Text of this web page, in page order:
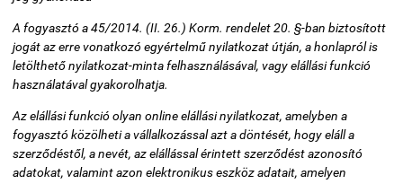
A fogyasztó a 45/2014. (II. 26.) Korm. rendelet 20. §-ban biztosított
jogát az erre vonatkozó egyértelmű nyilatkozat útján, a honlapról is
letölthető nyilatkozat-minta felhasználásával, vagy elállási funkció
használatával gyakorolhatja.
Az elállási funkció olyan online elállási nyilatkozat, amelyben a
fogyasztó közölheti a vállalkozással azt a döntését, hogy eláll a
szerződéstől, a nevét, az elállással érintett szerződést azonosító
adatokat, valamint azon elektronikus eszköz adatait, amelyen